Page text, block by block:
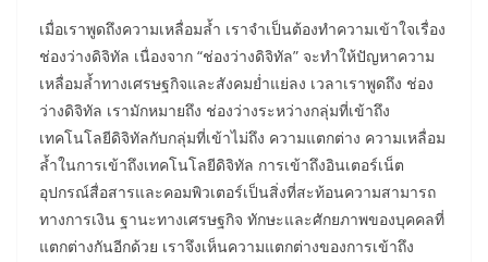
เมื่อเราพูดถึงความเหลื่อมล้ำ เราจำเป็นต้องทำความเข้าใจเรื่อง
ช่องว่างดิจิทัล เนื่องจาก “ช่องว่างดิจิทัล” จะทำให้ปัญหาความ
เหลื่อมล้ำทางเศรษฐกิจและสังคมย่ำแย่ลง เวลาเราพูดถึง ช่อง
ว่างดิจิทัล เรามักหมายถึง ช่องว่างระหว่างกลุ่มที่เข้าถึง
เทคโนโลยีดิจิทัลกับกลุ่มที่เข้าไม่ถึง ความแตกต่าง ความเหลื่อม
ล้ำในการเข้าถึงเทคโนโลยีดิจิทัล การเข้าถึงอินเตอร์เน็ต
อุปกรณ์สื่อสารและคอมพิวเตอร์เป็นสิ่งที่สะท้อนความสามารถ
ทางการเงิน ฐานะทางเศรษฐกิจ ทักษะและศักยภาพของบุคคลที่
แตกต่างกันอีกด้วย เราจึงเห็นความแตกต่างของการเข้าถึง